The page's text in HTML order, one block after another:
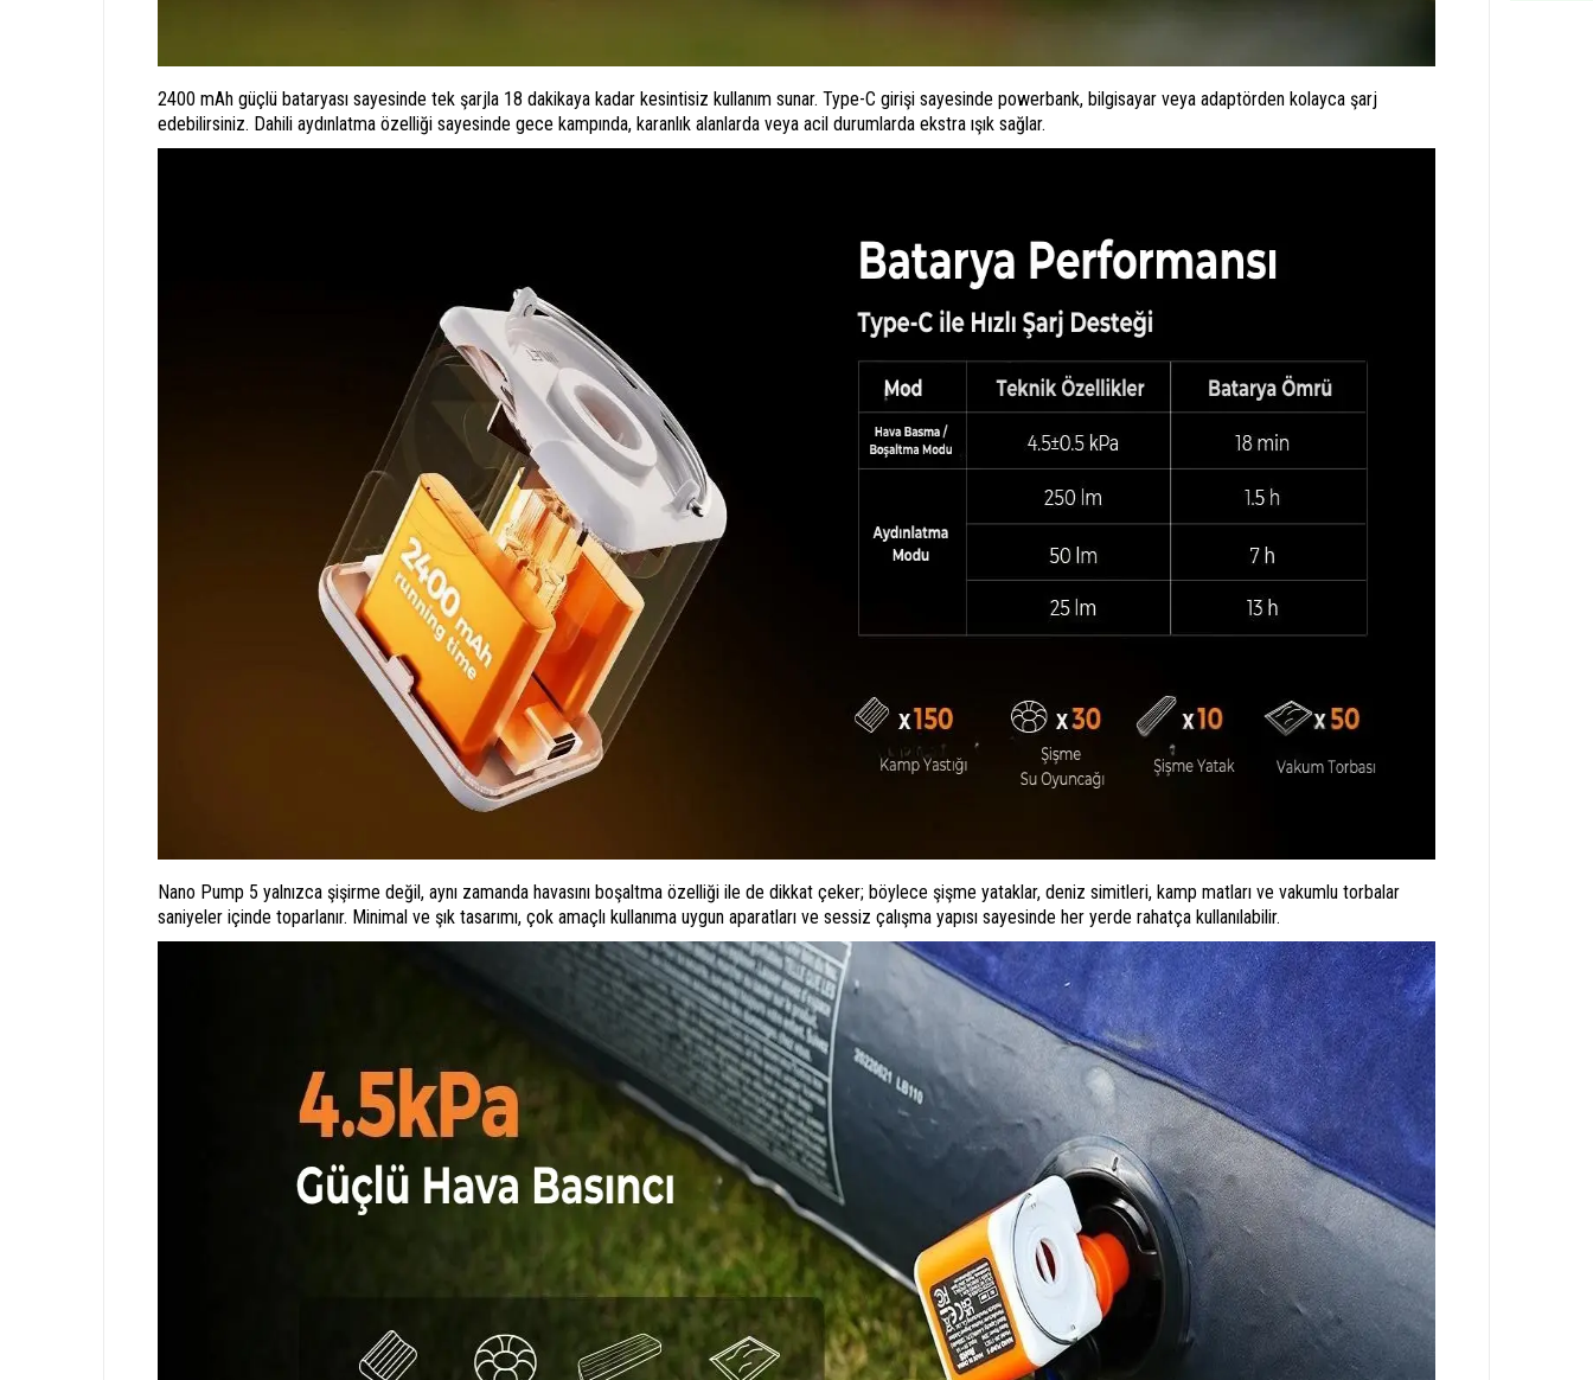
2400 mAh güçlü bataryası sayesinde tek şarjla 18 dakikaya kadar kesintisiz kullanım sunar. Type-C girişi sayesinde powerbank, bilgisayar veya adaptörden kolayca şarj
edebilirsiniz. Dahili aydınlatma özelliği sayesinde gece kampında, karanlık alanlarda veya acil durumlarda ekstra ışık sağlar.
Nano Pump 5 yalnızca şişirme değil, aynı zamanda havasını boşaltma özelliği ile de dikkat çeker; böylece şişme yataklar, deniz simitleri, kamp matları ve vakumlu torbalar
saniyeler içinde toparlanır. Minimal ve şık tasarımı, çok amaçlı kullanıma uygun aparatları ve sessiz çalışma yapısı sayesinde her yerde rahatça kullanılabilir.